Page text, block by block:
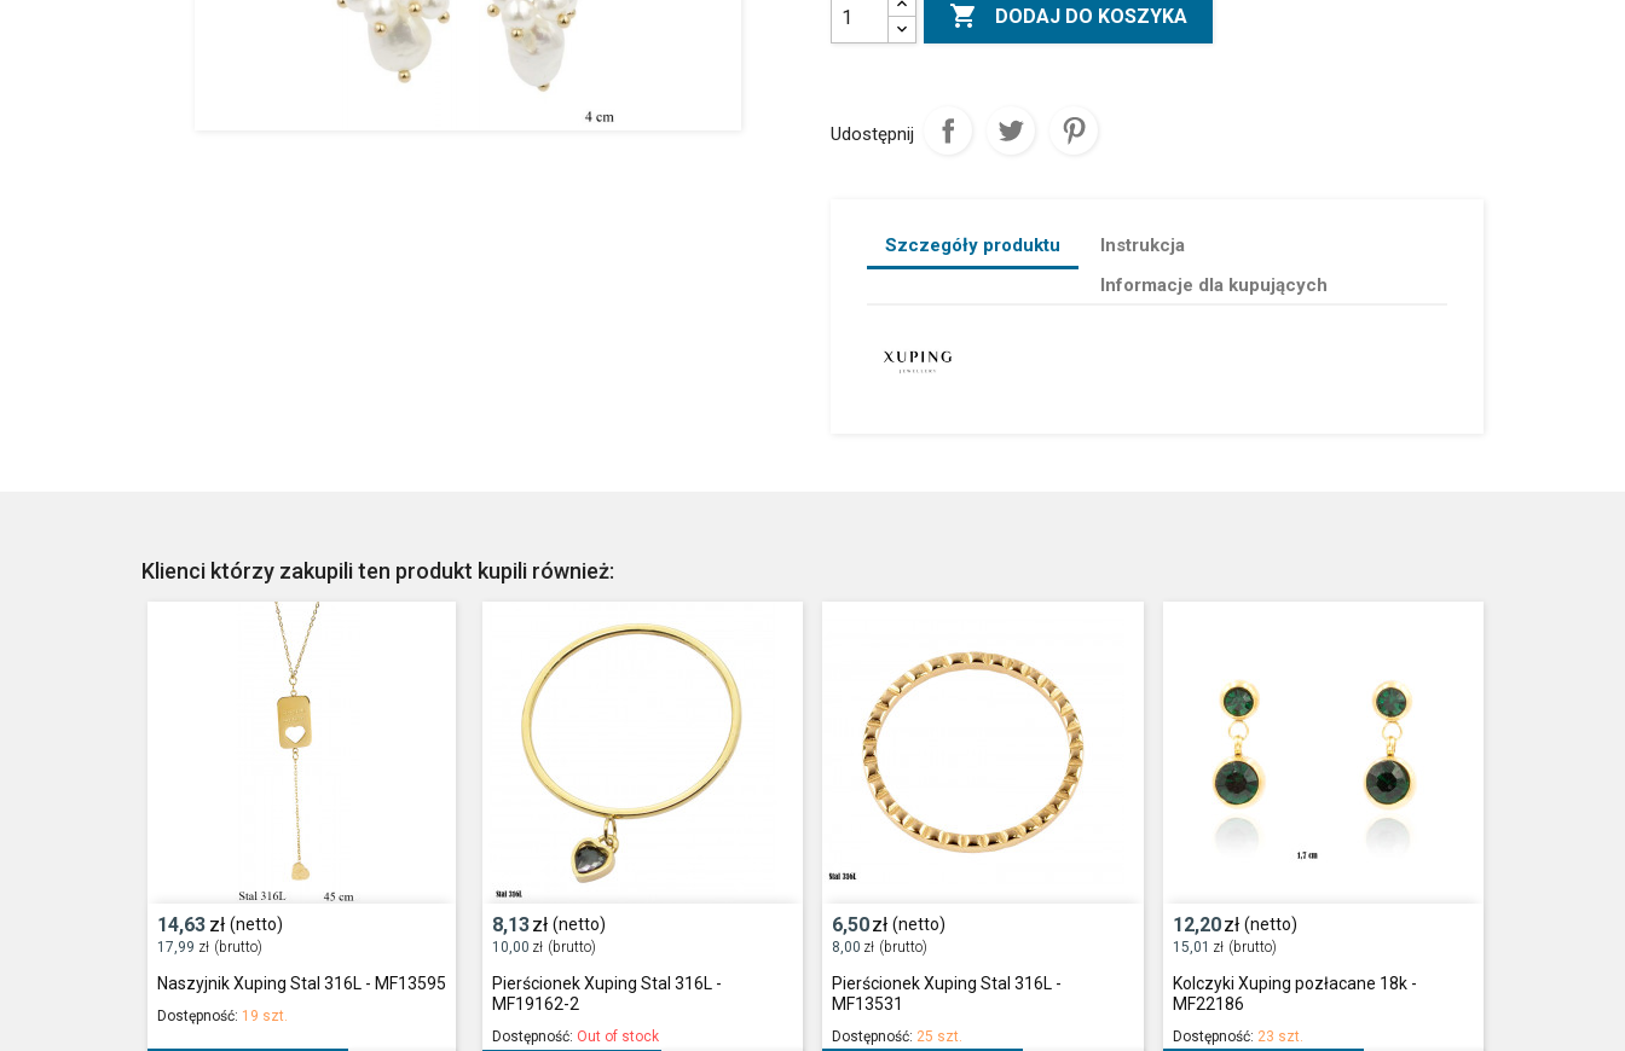
 DODAJ DO KOSZYKA
Udostępnij
Szczegóły produktu
Instrukcja
Informacje dla kupujących
Klienci którzy zakupili ten produkt kupili również:
14,63 zł (netto)
17,99 zł (brutto)
Naszyjnik Xuping Stal 316L - MF13595
Dostępność: 19 szt.
8,13zł (netto)
10,00 zł (brutto)
Pierścionek Xuping Stal 316L -
MF19162-2
Dostępność: Out of stock
6,50zł (netto)
8,00 zł (brutto)
Pierścionek Xuping Stal 316L -
MF13531
Dostępność: 25 szt.
12,20zł (netto)
15,01 zł (brutto)
Kolczyki Xuping pozłacane 18k -
MF22186
Dostępność: 23 szt.